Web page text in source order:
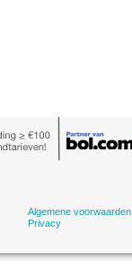
Algemene voorwaarden
Privacy